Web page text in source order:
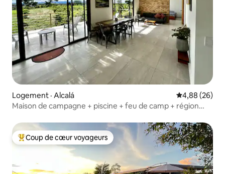
Logement · Alcalá Note
4,88 (26)
Maison de campagne + piscine + feu de camp + région
Coup de cœur voyageurs parmi les plus aimés
Coup de cœur voyageurs